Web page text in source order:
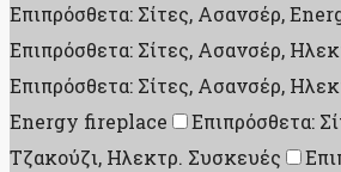
Επιπρόσθετα: Σίτες, Ασανσέρ,
Επιπρόσθετα: Σίτες, Ασανσέρ,
Επιπρόσθετα: Σίτες, Ασανσέρ,
Energy fireplace
Επιπρόσθετα:
Τζακούζι, Ηλεκτρ. Συσκευές